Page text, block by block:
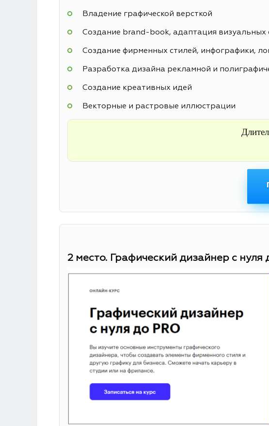
Владение графической версткой
Создание brand-book, адаптация визуальных
Создание фирменных стилей, инфографики,
Разработка дизайна рекламной и
Создание креативных идей
Векторные и растровые иллюстрации
2 место. Графический дизайнер с